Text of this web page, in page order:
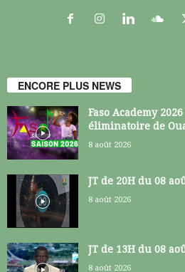
ENCORE PLUS NEWS
Faso Academy
éliminatoire de
8 août 2026
JT de 20H du 08
8 août 2026
JT de 13H du 08
8 août 2026